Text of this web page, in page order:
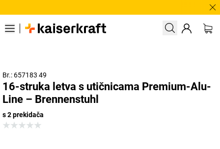
Br.: 657183 49
16-struka letva s utičnicama Premium-Alu-
Line – Brennenstuhl
s 2 prekidača